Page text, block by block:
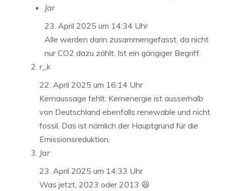
Jar
23. April 2025 um 14:34 Uhr
Alle werden darin zusammengefasst, da nicht
nur CO2 dazu zählt. Ist ein gängiger Begriff.
r_k
22. April 2025 um 16:14 Uhr
Kernaussage fehlt: Kernenergie ist ausserhalb
von Deutschland ebenfalls renewable und nicht
fossil. Das ist nämlich der Hauptgrund für die
Emissionsreduktion.
Jar
23. April 2025 um 14:33 Uhr
Was jetzt, 2023 oder 2013 😆